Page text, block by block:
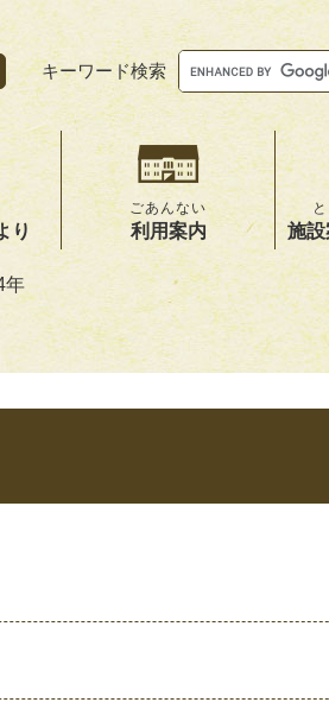
キーワード検索
Google
カ
ス
タ
ム
検
索
り
ごあんない
利用案内 施設
年